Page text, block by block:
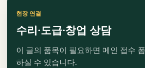
현장 연결
수리·도급·창업 상담
이 글의 품목이 필요하면 메인 접수
하실 수 있습니다.